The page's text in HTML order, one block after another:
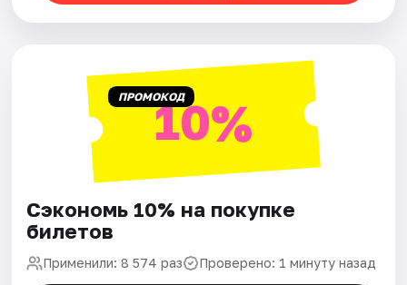
ПРОМОКОД10%
Сэкономь 10% на покупке
билетов
Применили: 8 574 раз Проверено: 1 минуту назад